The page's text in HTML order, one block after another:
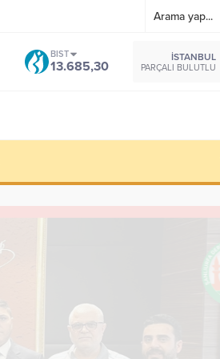
BIST
13.685,30
İSTANBUL
PARÇALI BULUTLU